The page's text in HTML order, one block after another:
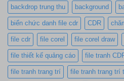
backdrop trung thu background
biển chức danh file cdr CDR
file cdr file corel file corel draw
file thiết kế quảng cáo file tranh
file tranh trang trí file tranh trang trí